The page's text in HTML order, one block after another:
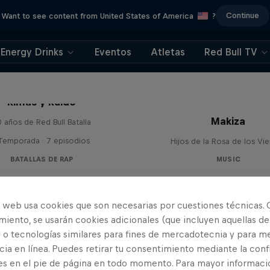
Want to see content from United States of America ? Continue
Energy Drinks Eventos Atletas Red Bull TV
Rimas y Ruido
años de Red Bull Batalla
· 7 episodios
BATALLAS DE RAP
Makiza
Hijos de la Rosa de los
MUSIC
web usa cookies que son necesarias por cuestiones técnicas.
se usarán cookies adicionales (que incluyen aquellas de
tecnologías similares para fines de mercadotecnia y para
en línea. Puedes retirar tu consentimiento mediante la
en el pie de página en todo momento. Para mayor